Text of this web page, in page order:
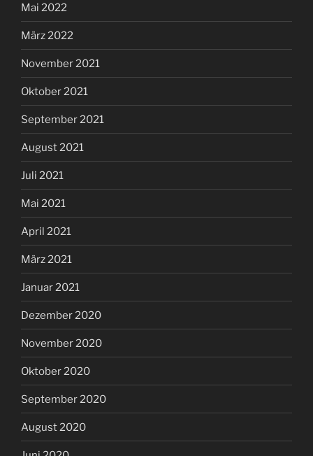
Mai 2022
März 2022
November 2021
Oktober 2021
September 2021
August 2021
Juli 2021
Mai 2021
April 2021
März 2021
Januar 2021
Dezember 2020
November 2020
Oktober 2020
September 2020
August 2020